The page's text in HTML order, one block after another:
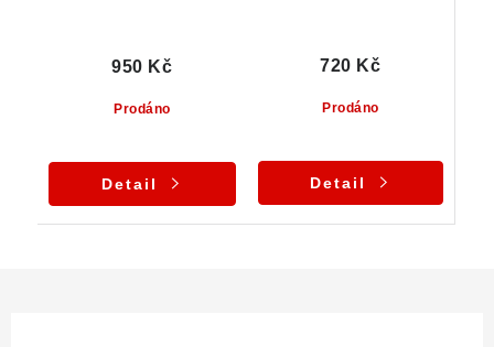
Prodáno
950 Kč
Detail
Prodáno
720 Kč
Detail